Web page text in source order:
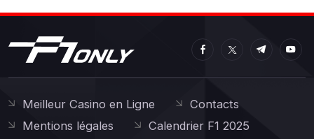
Meilleur Casino en Ligne
Contacts
Mentions légales
Calendrier F1 2025